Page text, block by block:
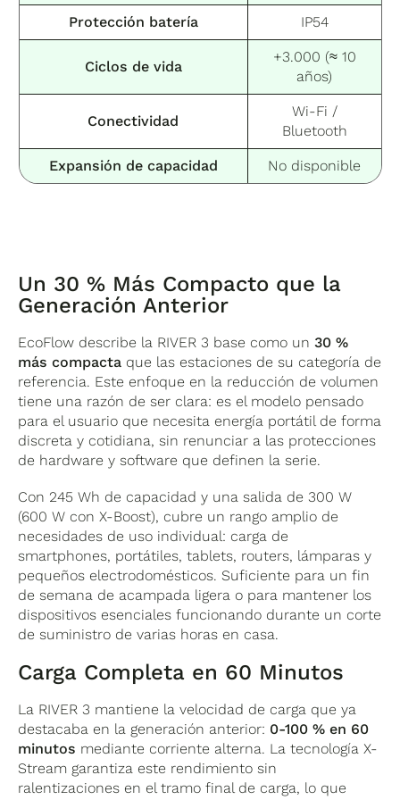
Power Manager, activando el guardado
automático de datos cuando el nivel de batería
cae por debajo del umbral configurado.
Protección batería IP54
Ciclos de vida
+3.000 (≈ 10
años)
Conectividad
Wi-Fi /
Bluetooth
Expansión de capacidad No disponible
Un 30 % Más Compacto que la
Generación Anterior
EcoFlow describe la RIVER 3 base como un30 %
más compacta que las estaciones de su categoría de
referencia. Este enfoque en la reducción de volumen
tiene una razón de ser clara: es el modelo pensado
para el usuario que necesita energía portátil de forma
discreta y cotidiana, sin renunciar a las protecciones
de hardware y software que definen la serie.
Con 245 Wh de capacidad y una salida de 300 W
(600 W con X-Boost), cubre un rango amplio de
necesidades de uso individual: carga de
smartphones, portátiles, tablets, routers, lámparas y
pequeños electrodomésticos. Suficiente para un fin
de semana de acampada ligera o para mantener los
dispositivos esenciales funcionando durante un corte
de suministro de varias horas en casa.
Carga Completa en 60 Minutos
La RIVER 3 mantiene la velocidad de carga que ya
destacaba en la generación anterior: 0-100 % en 60
minutos mediante corriente alterna. La tecnología X-
Stream garantiza este rendimiento sin
ralentizaciones en el tramo final de carga, lo que